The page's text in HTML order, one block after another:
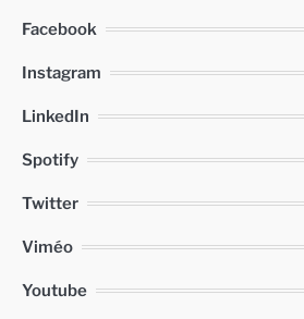
Facebook
Instagram
LinkedIn
Spotify
Twitter
Viméo
Youtube